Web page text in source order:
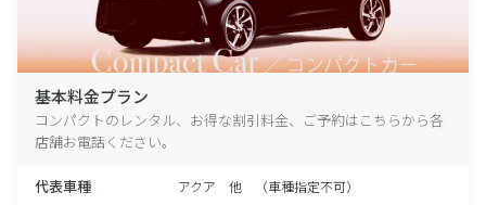
基本料金プラン
コンパクトのレンタル、お得な割引料金、ご予約はこちらから各
店舗お電話ください。
代表車種 アクア 他 （車種指定不可）